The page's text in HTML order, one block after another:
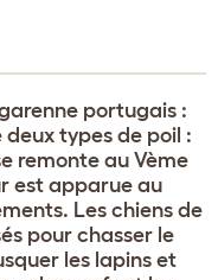
portugais :
types de poil :
remonte au Vème
est apparue au
Les chiens de
pour chasser le
les lapins et